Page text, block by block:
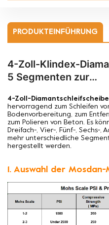
PRODUKTEINFÜHRUNG
4-Zoll-Klindex-
5 Segmenten zur
4-Zoll-
hervorragend zum Schleifen
Bodenvorbereitung, zum
zum Polieren von Beton. Es
Dreifach-, Vier-, Fünf-, Sechs-,
mehr unterschiedliche
hergestellt werden.
1. Auswahl der